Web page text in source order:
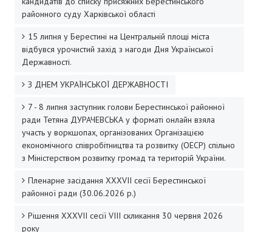
Звернення громадян
Порядок проведення особистого прийому громадян
Графік прийому громадян
Робота зі зверненнями громадян
ДОКУМЕНТИ
Рішення сесій райради
Нормативно-правові документи районної ради
Протоколи комісій
Проекти рішень
районного суду Харківської області
15 липня у Берестині на Центральній площі міста
відбувся урочистий захід з нагоди Дня Української
Державності.
З ДНЕМ УКРАЇНСЬКОЇ ДЕРЖАВНОСТІ
7 - 8 липня заступник голови Берестинської районної
ради Тетяна ДУРАЧЕВСЬКА у форматі онлайн взяла
участь у воркшопах, організованих Організацією
економічного співробітництва та розвитку (ОЕСР) спільно
з Міністерством розвитку громад та територій України.
Пленарне засідання XXХVІI сесії Берестинської
районної ради (30.06.2026 р.)
Рішення XXХVІІ сесії VIII скликання 30 червня 2026
року